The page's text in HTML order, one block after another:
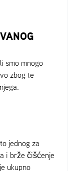
smo mnogo
zbog te
jednog za
i brže čišćenje
ukupno